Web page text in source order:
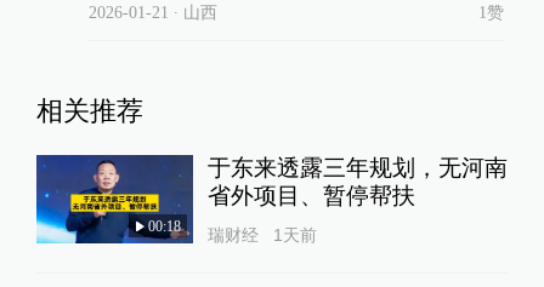
2026-01-21 ∙ 山西 1赞
相关推荐
00:18
于东来透露三年规划，无河南
省外项目、暂停帮扶
瑞财经 1天前